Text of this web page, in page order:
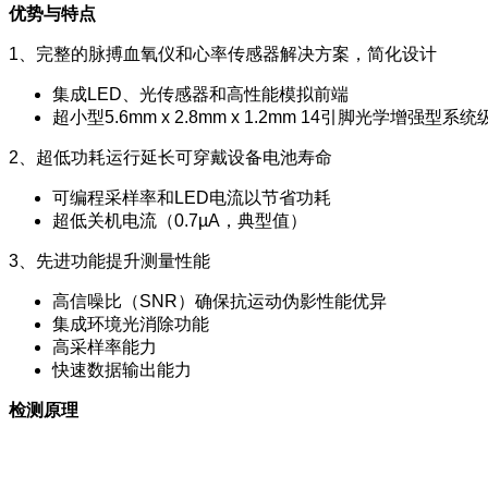
优势与特点
1、完整的脉搏血氧仪和心率传感器解决方案，简化设计
集成LED、光传感器和高性能模拟前端
超小型5.6mm x 2.8mm x 1.2mm 14引脚光学增强型系统
2、超低功耗运行延长可穿戴设备电池寿命
可编程采样率和LED电流以节省功耗
超低关机电流（0.7µA，典型值）
3、先进功能提升测量性能
高信噪比（SNR）确保抗运动伪影性能优异
集成环境光消除功能
高采样率能力
快速数据输出能力
检测原理